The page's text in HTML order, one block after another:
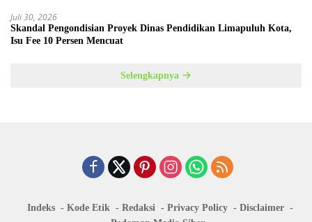
Juli 30, 2026
Skandal Pengondisian Proyek Dinas Pendidikan Limapuluh Kota,
Isu Fee 10 Persen Mencuat
Selengkapnya
Indeks Kode Etik Redaksi Privacy Policy
Disclaimer